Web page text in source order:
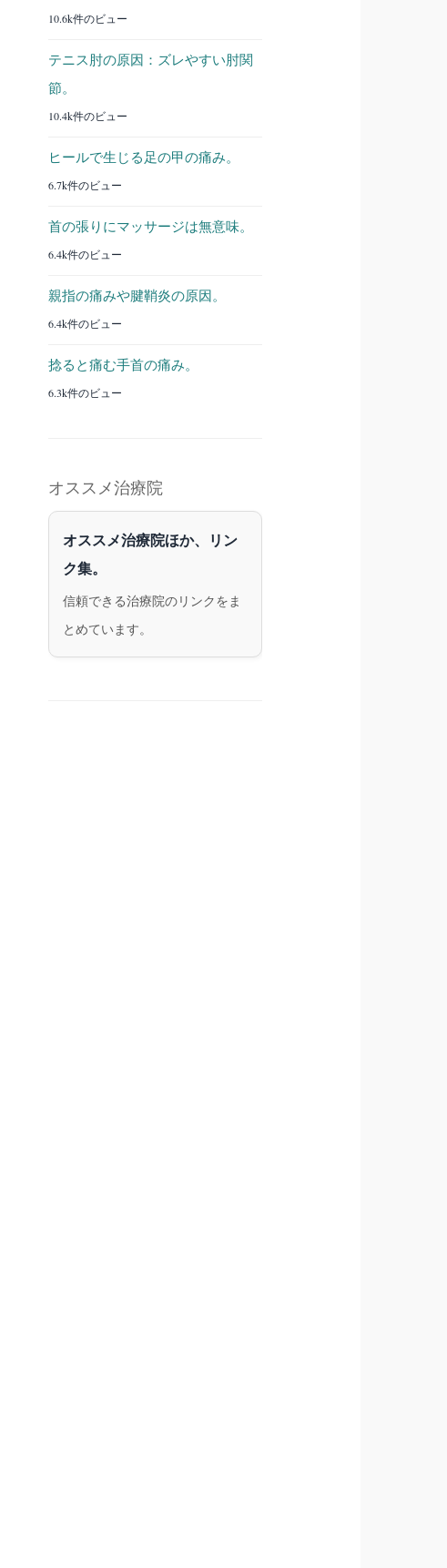
10.6k件のビュー
テニス肘の原因：ズレやすい肘関
節。
10.4k件のビュー
ヒールで生じる足の甲の痛み。
6.7k件のビュー
首の張りにマッサージは無意味。
6.4k件のビュー
親指の痛みや腱鞘炎の原因。
6.4k件のビュー
捻ると痛む手首の痛み。
6.3k件のビュー
オススメ治療院
オススメ治療院ほか、リン
ク集。
信頼できる治療院のリンクをま
とめています。